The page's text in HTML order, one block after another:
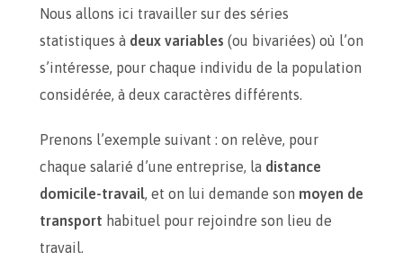
Nous allons ici travailler sur des séries
statistiques à deux variables (ou bivariées) où l’on
s’intéresse, pour chaque individu de la population
considérée, à deux caractères différents.
Prenons l’exemple suivant : on relève, pour
chaque salarié d’une entreprise, la distance
domicile-travail, et on lui demande son moyen de
transport habituel pour rejoindre son lieu de
travail.